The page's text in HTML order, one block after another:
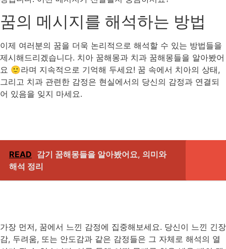
꿈의 메시지를 해석하는 방법
이제 여러분의 꿈을 더욱 논리적으로 해석할 수 있는 방법들을
제시해드리겠습니다. 치아 꿈해몽과 치과 꿈해몽들을 알아봤어
요 🙂라며 지속적으로 기억해 두세요! 꿈 속에서 치아의 상태,
그리고 치과 관련한 감정은 현실에서의 당신의 감정과 연결되
어 있음을 잊지 마세요.
READ 감기 꿈해몽들을 알아봤어요, 의미와
해석 정리
가장 먼저, 꿈에서 느낀 감정에 집중해보세요. 당신이 느낀 긴장
감, 두려움, 또는 안도감과 같은 감정들은 그 자체로 해석의 열